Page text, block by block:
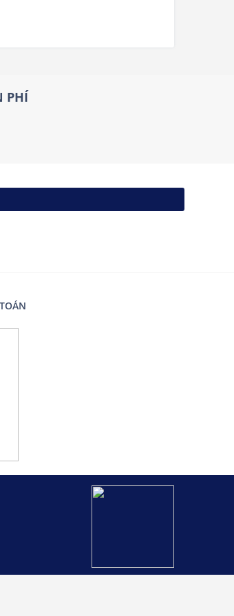
PHÍ